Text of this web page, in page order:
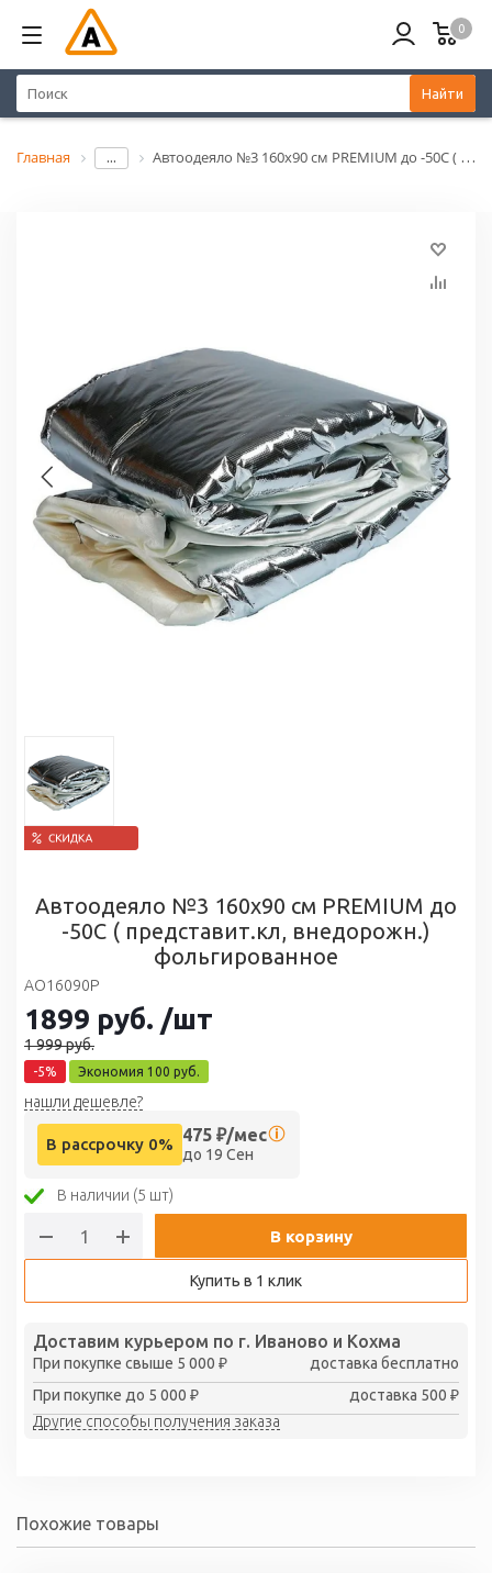
0
Найти
Главная ... Автоодеяло №3 160х90 см PREMIUM до -50С ( представит.кл, внедорожн.) фольгированное
Автоодеяло №3 160х90 см PREMIUM до
-50С ( представит.кл, внедорожн.)
фольгированное
AO16090P
1899 руб. /шт
1 999руб.
-5% Экономия 100 руб.
нашли дешевле?
В рассрочку 0% 475 ₽/мес
до 19 Сен
В наличии (5 шт)
В корзину
Купить в 1 клик
Доставим курьером по г. Иваново и Кохма
При покупке свыше 5 000 ₽
доставка бесплатно
При покупке до 5 000 ₽
доставка 500 ₽
Другие способы получения заказа
Похожие товары